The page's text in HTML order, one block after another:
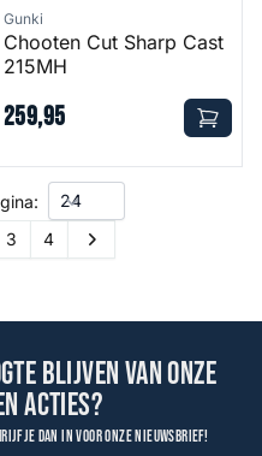
Gunki
Chooten Cut Sharp Cast
215MH
259,95
3 4 Next
blijven van onze
acties?
je dan in voor onze nieuwsbrief!